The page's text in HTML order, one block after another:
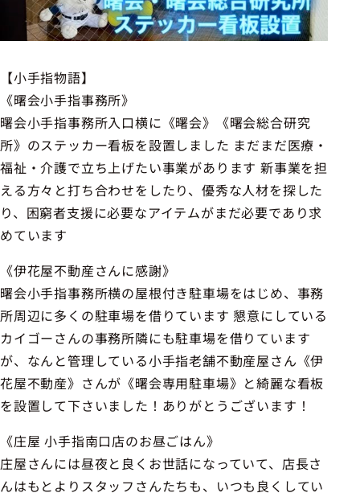
【小手指物語】
《曙会小手指事務所》
曙会小手指事務所入口横に《曙会》《曙会総合研究
所》のステッカー看板を設置しました まだまだ医療・
福祉・介護で立ち上げたい事業があります 新事業を担
える方々と打ち合わせをしたり、優秀な人材を探した
り、困窮者支援に必要なアイテムがまだ必要であり求
めています
《伊花屋不動産さんに感謝》
曙会小手指事務所横の屋根付き駐車場をはじめ、事務
所周辺に多くの駐車場を借りています 懇意にしている
カイゴーさんの事務所隣にも駐車場を借りています
が、なんと管理している小手指老舗不動産屋さん《伊
花屋不動産》さんが《曙会専用駐車場》と綺麗な看板
を設置して下さいました！ありがとうございます！
《庄屋 小手指南口店のお昼ごはん》
庄屋さんには昼夜と良くお世話になっていて、店長さ
んはもとよりスタッフさんたちも、いつも良くしてい